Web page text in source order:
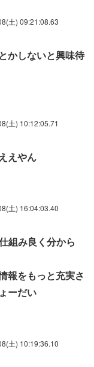
土) 09:21:08.63
かしないと興味待
土) 10:12:05.71
えやん
土) 16:04:03.40
組み良く分から
報をもっと充実さ
ーだい
土) 10:19:36.10